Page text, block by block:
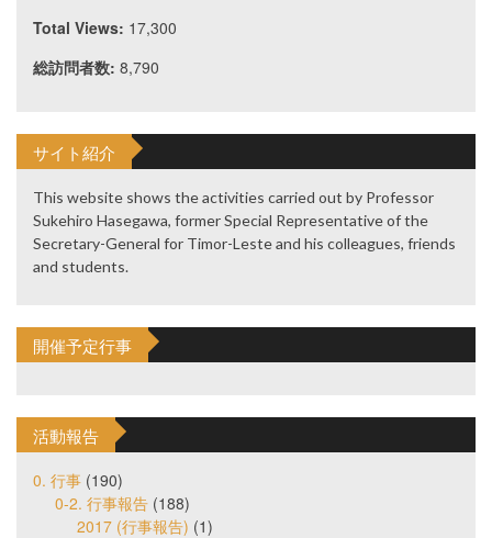
Total Views: 17,300
総訪問者数: 8,790
サイト紹介
This website shows the activities carried out by Professor
Sukehiro Hasegawa, former Special Representative of the
Secretary-General for Timor-Leste and his colleagues, friends
and students.
開催予定行事
活動報告
0. 行事 (190)
0-2. 行事報告 (188)
2017 (行事報告) (1)